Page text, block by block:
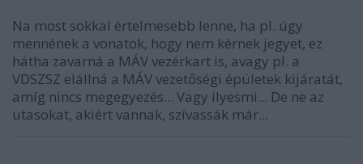
Na most sokkal értelmesebb lenne, ha pl. úgy
mennének a vonatok, hogy nem kérnek jegyet, ez
hátha zavarná a MÁV vezérkart is, avagy pl. a
VDSZSZ elállná a MÁV vezetőségi épületek kijáratát,
amíg nincs megegyezés... Vagy ilyesmi... De ne az
utasokat, akiért vannak, szívassák már...